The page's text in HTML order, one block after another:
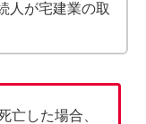
人が宅建業の取
亡した場合、